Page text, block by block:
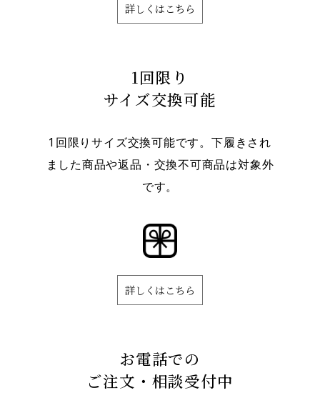
詳しくはこちら
1回限り
サイズ交換可能
1回限りサイズ交換可能です。下履きされ
ました商品や返品・交換不可商品は対象外
です。
詳しくはこちら
お電話での
ご注文・相談受付中